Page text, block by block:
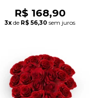
R$ 168,90
3x de R$ 56,30 sem juros